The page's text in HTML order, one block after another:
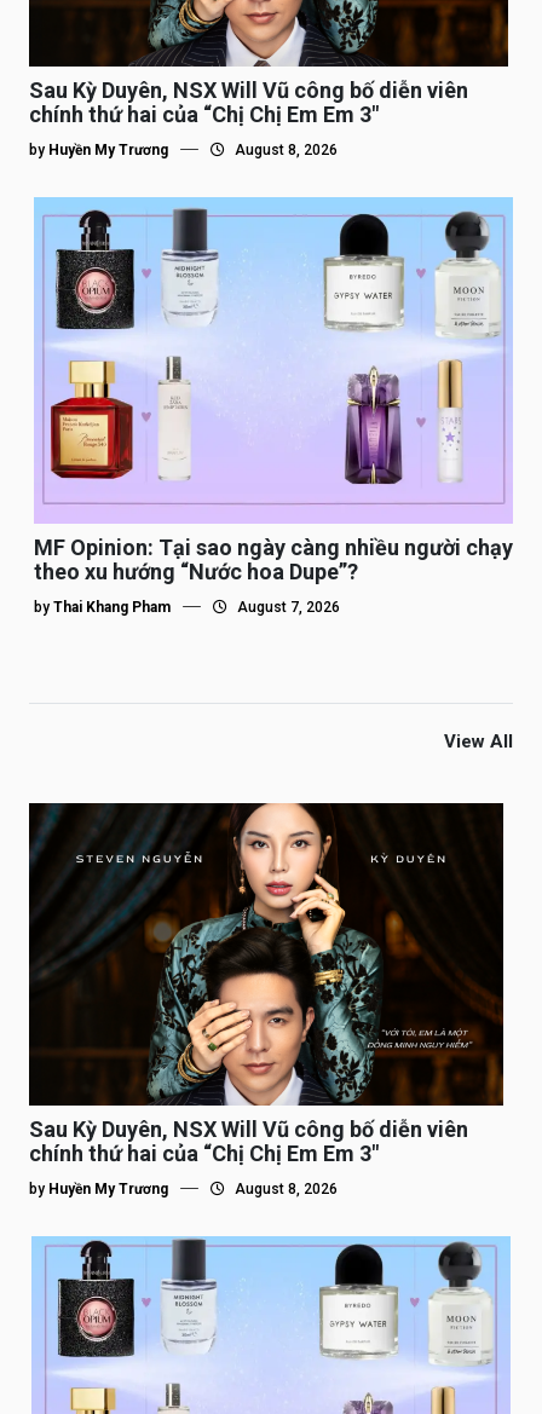
Sau Kỳ Duyên, NSX Will Vũ công bố diễn viên
chính thứ hai của “Chị Chị Em Em 3″
by Huyền My Trương August 8, 2026
MF Opinion: Tại sao ngày càng nhiều người chạy
theo xu hướng “Nước hoa Dupe”?
by Thai Khang Pham August 7, 2026
View All
Sau Kỳ Duyên, NSX Will Vũ công bố diễn viên
chính thứ hai của “Chị Chị Em Em 3″
by Huyền My Trương August 8, 2026